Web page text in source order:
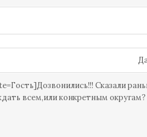
Сказали
всем,или конкретным округам?